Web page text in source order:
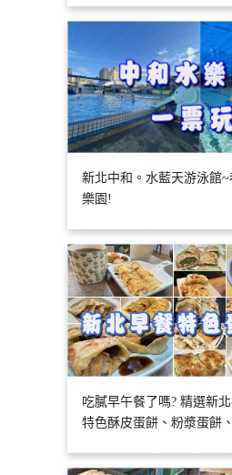
新北中和。水藍天游泳館
樂園!
吃膩早午餐了嗎? 精選新
特色酥皮蛋餅、粉漿蛋餅